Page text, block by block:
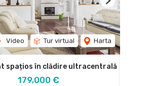
Video Tur virtual Harta
Next
spațios în clădire ultracentrală
179,000 €